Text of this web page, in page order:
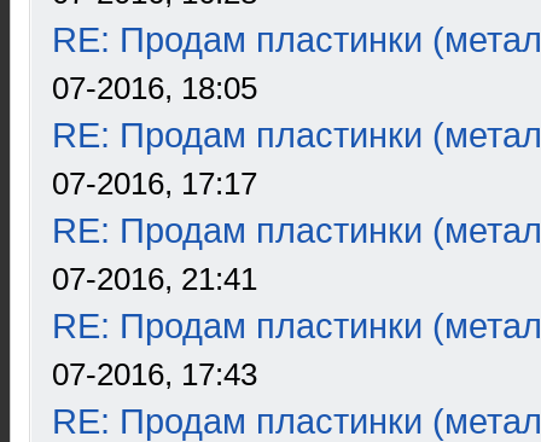
RE: Продам пластинки
07-2016, 18:05
RE: Продам пластинки
07-2016, 17:17
RE: Продам пластинки
07-2016, 21:41
RE: Продам пластинки
07-2016, 17:43
RE: Продам пластинки